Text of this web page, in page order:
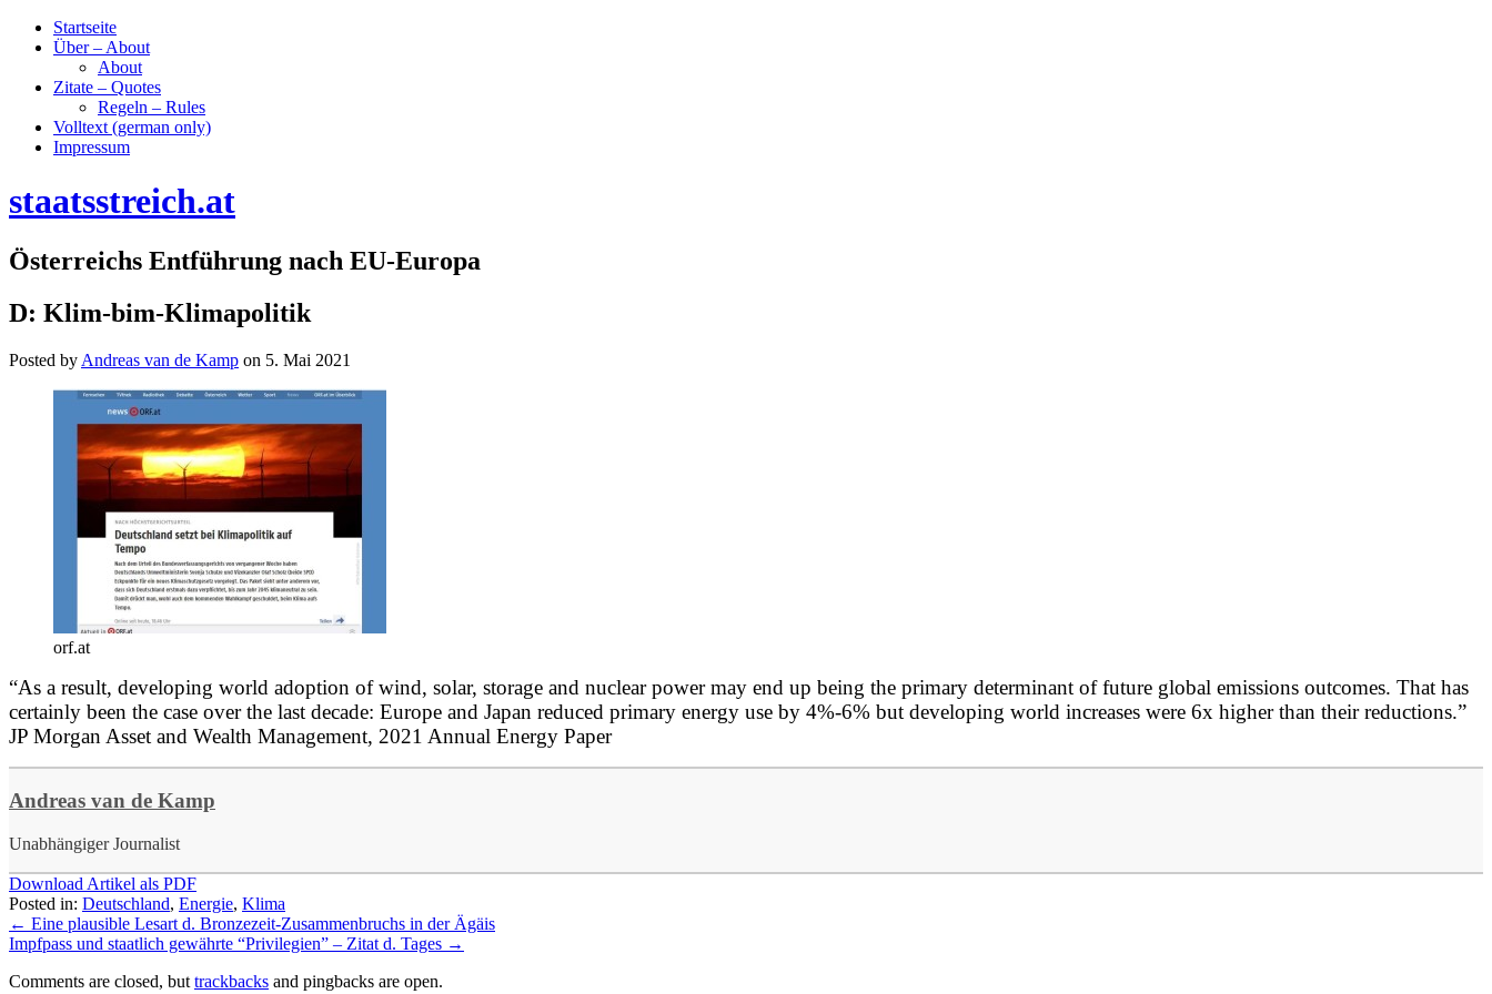
Startseite
Über – About
About
Zitate – Quotes
Regeln – Rules
Volltext (german only)
Impressum
staatsstreich.at
Österreichs Entführung nach EU-Europa
D: Klim-bim-Klimapolitik
Posted by Andreas van de Kamp on 5. Mai 2021
orf.at
“As a result, developing world adoption of wind, solar, storage and nuclear power may end up being the primary determinant of future global emissions outcomes. That has
certainly been the case over the last decade: Europe and Japan reduced primary energy use by 4%-6% but developing world increases were 6x higher than their reductions.”
JP Morgan Asset and Wealth Management, 2021 Annual Energy Paper
Andreas van de Kamp
Unabhängiger Journalist
Download Artikel als PDF
Posted in: Deutschland, Energie, Klima
← Eine plausible Lesart d. Bronzezeit-Zusammenbruchs in der Ägäis
Impfpass und staatlich gewährte “Privilegien” – Zitat d. Tages →
Comments are closed, but trackbacks and pingbacks are open.